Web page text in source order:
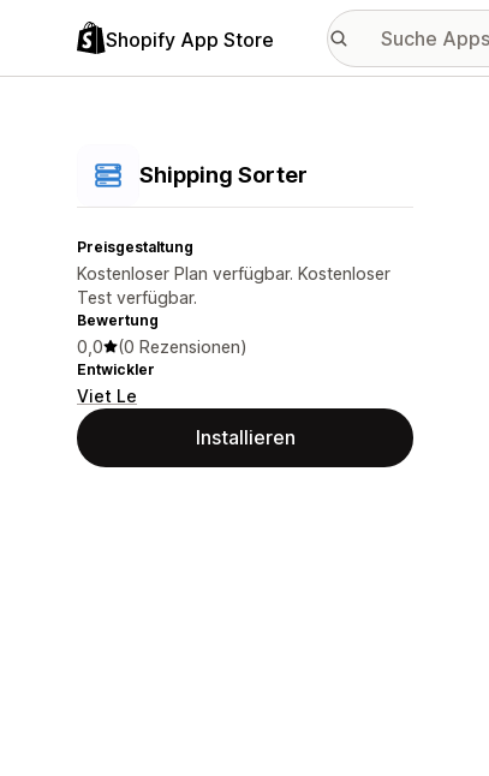
Shopify App Store
Shipping Sorter
Preisgestaltung
Kostenloser Plan verfügbar. Kostenloser
Test verfügbar.
Bewertung
0,0 (0 Rezensionen)
Entwickler
Viet Le
Installieren